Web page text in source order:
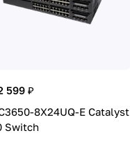
599 ₽
8X24UQ-E Catalyst
Switch